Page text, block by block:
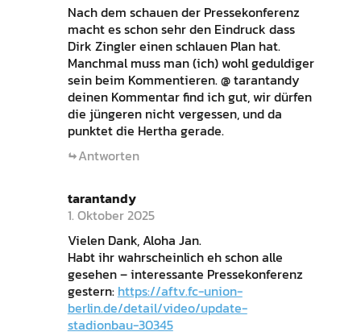
Nach dem schauen der Pressekonferenz
macht es schon sehr den Eindruck dass
Dirk Zingler einen schlauen Plan hat.
Manchmal muss man (ich) wohl geduldiger
sein beim Kommentieren. @ tarantandy
deinen Kommentar find ich gut, wir dürfen
die jüngeren nicht vergessen, und da
punktet die Hertha gerade.
Antworten
tarantandy
1. Oktober 2025
Vielen Dank, Aloha Jan.
Habt ihr wahrscheinlich eh schon alle
gesehen – interessante Pressekonferenz
gestern: https://aftv.fc-union-
berlin.de/detail/video/update-
stadionbau-30345